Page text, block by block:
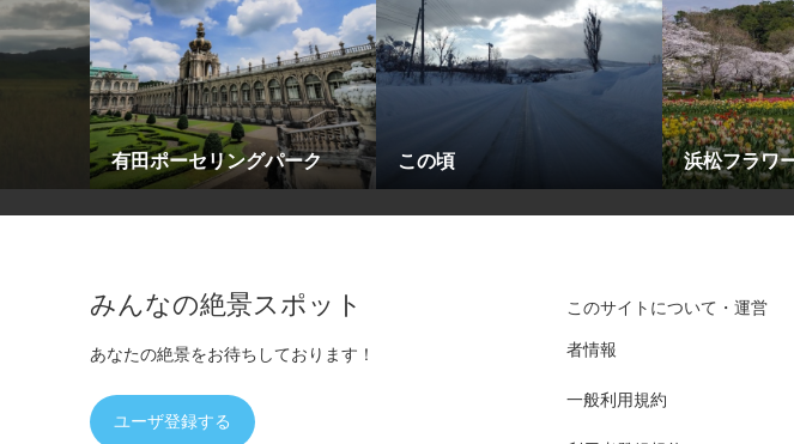
有田ポーセリングパーク この頃 浜松フラワ
みんなの絶景スポット
あなたの絶景をお待ちしております！
ユーザ登録する
このサイトについて・運営
者情報
一般利用規約